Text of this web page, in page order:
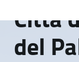
Città
del